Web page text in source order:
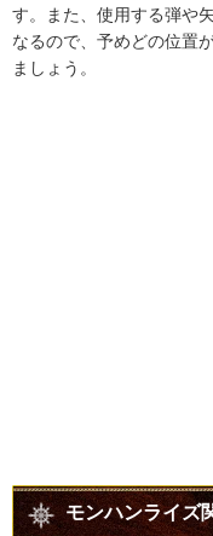
す。また、使用する弾や
なるので、予めどの位置
ましょう。
モンハンライズ